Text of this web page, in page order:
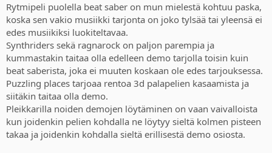
Rytmipeli puolella beat saber on mun mielestä kohtuu paska,
koska sen vakio musiikki tarjonta on joko tylsää tai yleensä ei
edes musiikiksi luokiteltavaa.
Synthriders sekä ragnarock on paljon parempia ja
kummastakin taitaa olla edelleen demo tarjolla toisin kuin
beat saberista, joka ei muuten koskaan ole edes tarjouksessa.
Puzzling places tarjoaa rentoa 3d palapelien kasaamista ja
siitäkin taitaa olla demo.
Pleikkarilla noiden demojen löytäminen on vaan vaivalloista
kun joidenkin pelien kohdalla ne löytyy sieltä kolmen pisteen
takaa ja joidenkin kohdalla sieltä erillisestä demo osiosta.